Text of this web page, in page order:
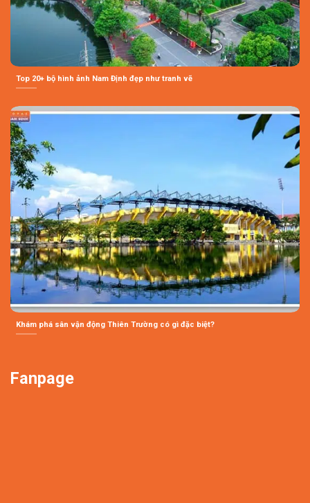
Top 20+ bộ hình ảnh Nam Định đẹp như tranh vẽ
Khám phá sân vận động Thiên Trường có gì đặc biệt?
Fanpage